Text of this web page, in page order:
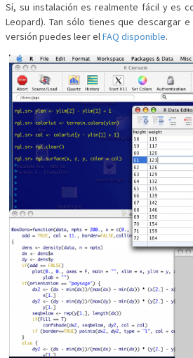
Sí, su instalación es realmente fácil y es
Leopard). Tan sólo tienes que descargar
versión puedes leer elFAQ disponible.